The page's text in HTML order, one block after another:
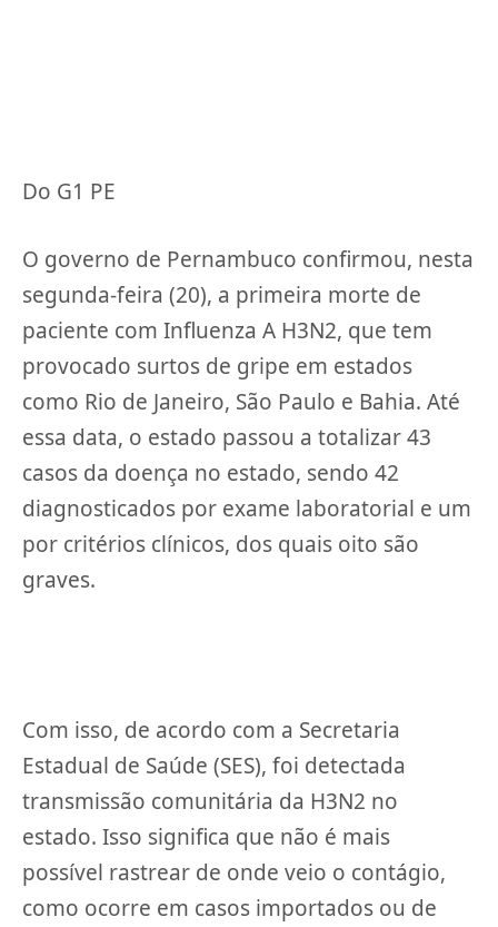
Do G1 PE
O governo de Pernambuco confirmou, nesta
segunda-feira (20), a primeira morte de
paciente com Influenza A H3N2, que tem
provocado surtos de gripe em estados
como Rio de Janeiro, São Paulo e Bahia. Até
essa data, o estado passou a totalizar 43
casos da doença no estado, sendo 42
diagnosticados por exame laboratorial e um
por critérios clínicos, dos quais oito são
graves.
Com isso, de acordo com a Secretaria
Estadual de Saúde (SES), foi detectada
transmissão comunitária da H3N2 no
estado. Isso significa que não é mais
possível rastrear de onde veio o contágio,
como ocorre em casos importados ou de